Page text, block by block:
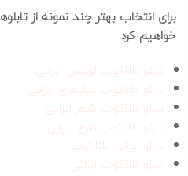
برای انتخاب بهتر چند نمونه از
خواهیم کرد
تابلو طلاکوب لوکس ایرانی
تابلو طلاکوب نمادهای ایرانی
تابلو طلاکوب شعر ایرانی
تابلو طلاکوب طرح ایرانی
تابلو ایرانی طلاکوب
تابلو طلاکوب ایرانی